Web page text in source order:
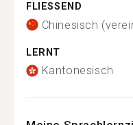
FLIESSEND
Chinesisch
LERNT
Kantonesisch